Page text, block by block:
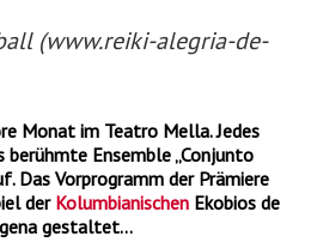
(www.reiki-alegria-de-
Monat im Teatro Mella. Jedes
Ensemble „Conjunto
Das Vorprogramm der Prämiere
der Kolumbianischen Ekobios de
gestaltet…